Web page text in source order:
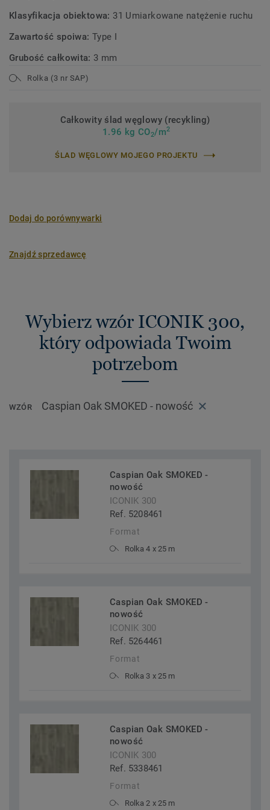
Klasyfikacja obiektowa: 31 Umiarkowane natężenie ruchu
Zawartość spoiwa: Type I
Grubość całkowita: 3 mm
Rolka (3 nr SAP)
Całkowity ślad węglowy (recykling)
1.96 kg CO2/m2
ŚLAD WĘGLOWY MOJEGO PROJEKTU
Dodaj do porównywarki
Znajdź sprzedawcę
Wybierz wzór ICONIK 300,
który odpowiada Twoim
potrzebom
WZÓR Caspian Oak SMOKED - nowość
Caspian Oak SMOKED -
nowość
ICONIK 300
Ref. 5208461
Format
Rolka 4 x 25 m
Caspian Oak SMOKED -
nowość
ICONIK 300
Ref. 5264461
Format
Rolka 3 x 25 m
Caspian Oak SMOKED -
nowość
ICONIK 300
Ref. 5338461
Format
Rolka 2 x 25 m